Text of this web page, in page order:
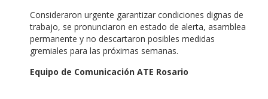
Consideraron urgente garantizar condiciones dignas de
trabajo, se pronunciaron en estado de alerta, asamblea
permanente y no descartaron posibles medidas
gremiales para las próximas semanas.
Equipo de Comunicación ATE Rosario